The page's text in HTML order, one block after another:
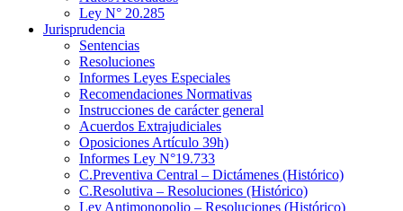
Ley N° 20.285
Jurisprudencia
Sentencias
Resoluciones
Informes Leyes Especiales
Recomendaciones Normativas
Instrucciones de carácter general
Acuerdos Extrajudiciales
Oposiciones Artículo 39h)
Informes Ley N°19.733
C.Preventiva Central – Dictámenes (Histórico)
C.Resolutiva – Resoluciones (Histórico)
Ley Antimonopolio – Resoluciones (Histórico)